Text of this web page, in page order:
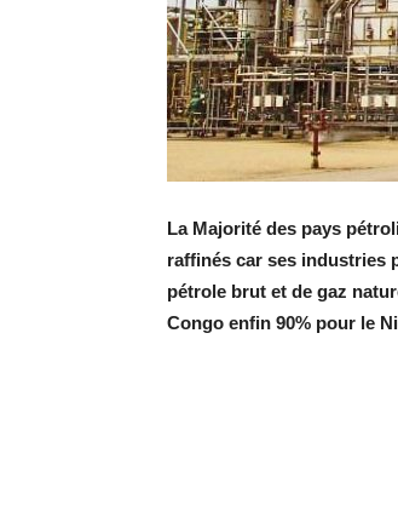
La Majorité des pays
raffinés car ses industries
pétrole brut et de gaz
Congo enfin 90% pour le